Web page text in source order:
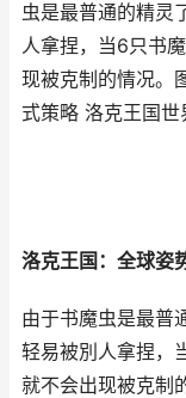
虫是最普通的精灵
人拿捏，当6只书
现被克制的情况。
式策略 洛克王国
洛克王国：全球姿
由于书魔虫是最普
轻易被別人拿捏，
就不会出现被克制